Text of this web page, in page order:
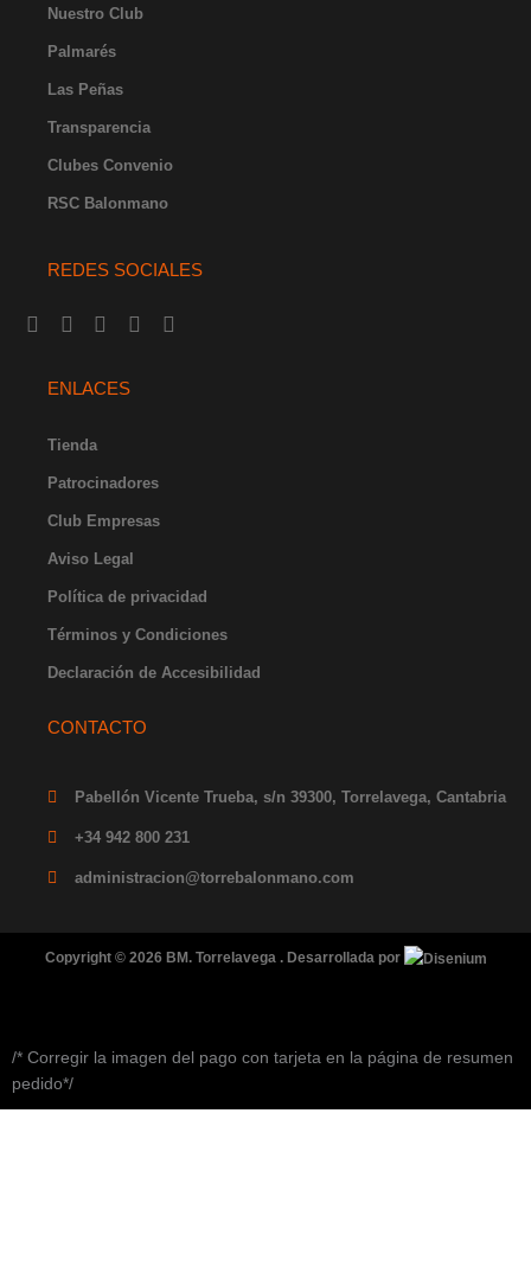
Nuestro Club
Palmarés
Las Peñas
Transparencia
Clubes Convenio
RSC Balonmano
REDES SOCIALES
I
n
F
a
e
b
o
-
Y
o
t
u
X
-
r
L
i
ENLACES
Tienda
Patrocinadores
Club Empresas
Aviso Legal
Política de privacidad
Términos y Condiciones
Declaración de Accesibilidad
CONTACTO
Pabellón Vicente Trueba, s/n 39300, Torrelavega, Cantabria
+34 942 800 231
administracion@torrebalonmano.com
Copyright © 2026 BM. Torrelavega . Desarrollada por
/* Corregir la imagen del pago con tarjeta en la página de resumen
pedido*/